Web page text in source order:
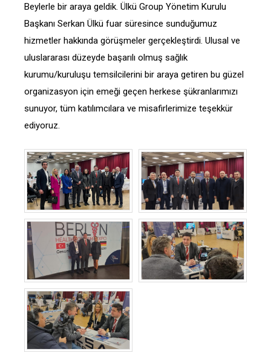
Beylerle bir araya geldik. Ülkü Group Yönetim Kurulu
Başkanı Serkan Ülkü fuar süresince sunduğumuz
hizmetler hakkında görüşmeler gerçekleştirdi. Ulusal ve
uluslararası düzeyde başarılı olmuş sağlık
kurumu/kuruluşu temsilcilerini bir araya getiren bu güzel
organizasyon için emeği geçen herkese şükranlarımızı
sunuyor, tüm katılımcılara ve misafirlerimize teşekkür
ediyoruz.